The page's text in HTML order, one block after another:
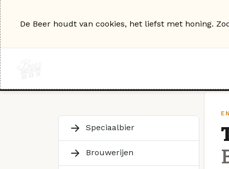
Speciaalbier
Brouwerijen
De Beer houdt van cookies, het liefst met honing.